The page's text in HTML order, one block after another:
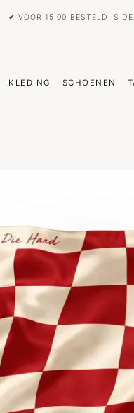
✔ VOOR 15:00 BESTELD IS
KLEDING SCHOENEN